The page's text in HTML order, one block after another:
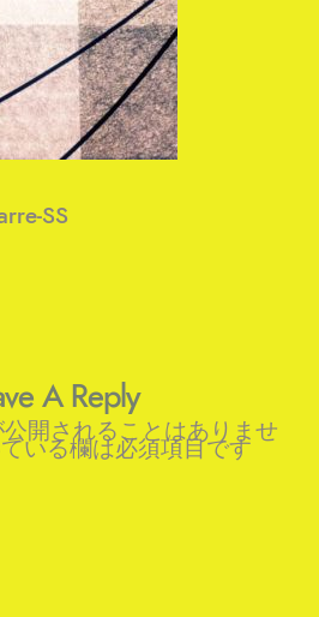
SS
A Reply
開されることはありませ
いる欄は必須項目です